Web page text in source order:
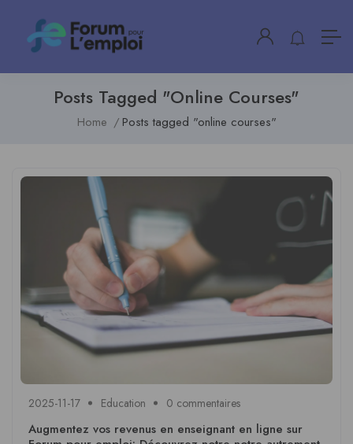
Posts Tagged "online Courses"
Home Posts tagged "online courses"
2025-11-17 Education 0 commentaires
Augmentez vos revenus en enseignant en ligne sur